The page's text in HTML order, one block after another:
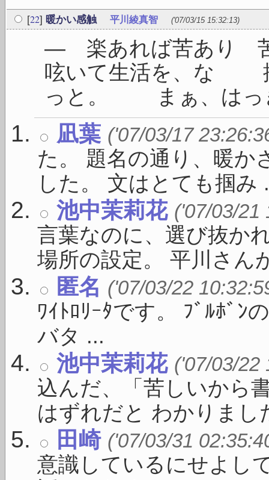
[22] 暖かい感触 平川綾真智 ('07/03/15 15:32:13)
― 楽あれば苦あり
呟いて生活を、な
っと。 まぁ、はっ
凪葉 ('07/03/17
た。 題名の通り、暖か
した。 文はとても掴み
池中茉莉花 ('07/03/21
言葉なのに、選び抜か
場所の設定。 平川さん
匿名 ('07/03/22
ﾜｲﾄﾛﾘｰﾀです。 ﾌﾞﾙﾎﾞﾝ
バタ ...
池中茉莉花 ('07/03/22
込んだ、「苦しいから
はずれだと わかりまし
田崎 ('07/03/31
意識しているにせよし